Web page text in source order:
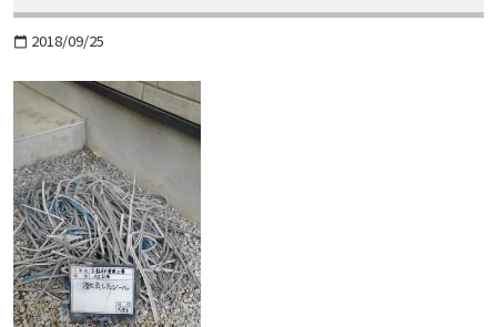
calendar_today 2018/09/25